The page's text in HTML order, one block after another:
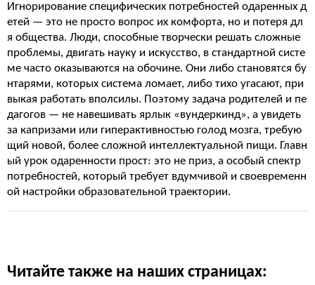
Игнорирование специфических потребностей одаренных д
етей — это не просто вопрос их комфорта, но и потеря дл
я общества. Люди, способные творчески решать сложные
проблемы, двигать науку и искусство, в стандартной систе
ме часто оказываются на обочине. Они либо становятся бу
нтарями, которых система ломает, либо тихо угасают, при
выкая работать вполсилы. Поэтому задача родителей и пе
дагогов — не навешивать ярлык «вундеркинд», а увидеть
за капризами или гиперактивностью голод мозга, требую
щий новой, более сложной интеллектуальной пищи. Главн
ый урок одаренности прост: это не приз, а особый спектр
потребностей, который требует вдумчивой и своевременн
ой настройки образовательной траектории.
Читайте также на наших страницах: